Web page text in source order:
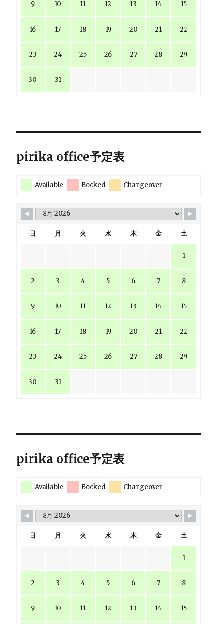
9 10 11 12 13 14 15
16 17 18 19 20 21 22
23 24 25 26 27 28 29
30 31
pirika office予定表
Available Booked Changeover
日 月 火 水 木 金 土
1
2 3 4 5 6 7 8
9 10 11 12 13 14 15
16 17 18 19 20 21 22
23 24 25 26 27 28 29
30 31
pirika office予定表
Available Booked Changeover
日 月 火 水 木 金 土
1
2 3 4 5 6 7 8
9 10 11 12 13 14 15